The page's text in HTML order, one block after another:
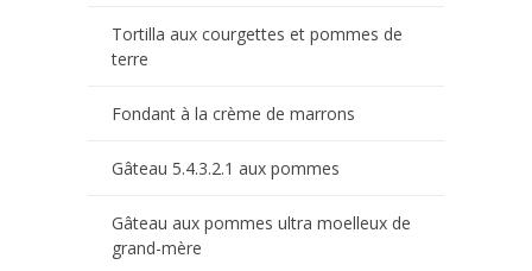
Tortilla aux courgettes et pommes de
terre
Fondant à la crème de marrons
Gâteau 5.4.3.2.1 aux pommes
Gâteau aux pommes ultra moelleux de
grand-mère